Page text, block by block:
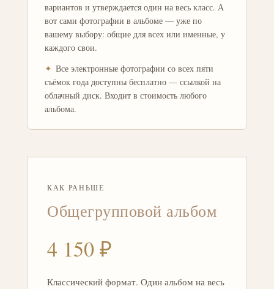
вариантов и утверждается один на весь класс. А
вот сами фотографии в альбоме — уже по
вашему выбору: общие для всех или именные, у
каждого свои.
✦ Все электронные фотографии со всех пяти
съёмок года доступны бесплатно — ссылкой на
облачный диск. Входит в стоимость любого
альбома.
КАК РАНЬШЕ
Общегрупповой альбом
4 150 ₽
Классический формат. Один альбом на весь